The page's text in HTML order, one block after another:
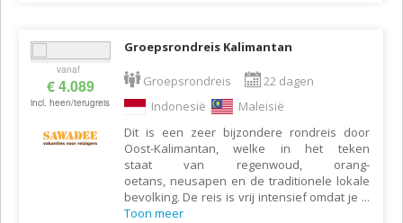
vanaf
€ 4.089
incl. heen/terugreis
Groepsrondreis Kalimantan
Groepsrondreis
22 dagen
Indonesië
Maleisië
Dit is een zeer bijzondere rondreis door
Oost-Kalimantan, welke in het teken
staat van regenwoud, orang-
oetans, neusapen en de traditionele lokale
bevolking. De reis is vrij intensief omdat je ...
Toon meer